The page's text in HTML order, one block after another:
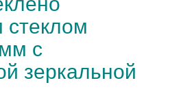
с
зеркальной